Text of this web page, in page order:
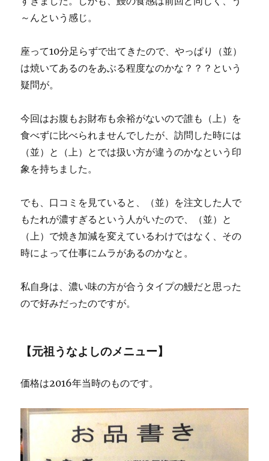
～んという感じ。
座って10分足らずで出てきたので、やっぱり（並）
は焼いてあるのをあぶる程度なのかな？？？という
疑問が。
今回はお腹もお財布も余裕がないので誰も（上）を
食べずに比べられませんでしたが、訪問した時には
（並）と（上）とでは扱い方が違うのかなという印
象を持ちました。
でも、口コミを見ていると、（並）を注文した人で
もたれが濃すぎるという人がいたので、（並）と
（上）で焼き加減を変えているわけではなく、その
時によって仕事にムラがあるのかなと。
私自身は、濃い味の方が合うタイプの鰻だと思った
ので好みだったのですが。
【元祖うなよしのメニュー】
価格は2016年当時のものです。